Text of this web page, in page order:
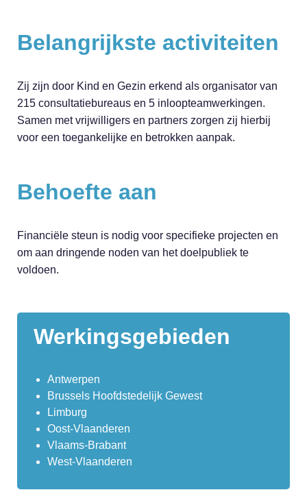
Belangrijkste activiteiten
Zij zijn door Kind en Gezin erkend als organisator van
215 consultatiebureaus en 5 inloopteamwerkingen.
Samen met vrijwilligers en partners zorgen zij hierbij
voor een toegankelijke en betrokken aanpak.
Behoefte aan
Financiële steun is nodig voor specifieke projecten en
om aan dringende noden van het doelpubliek te
voldoen.
Werkingsgebieden
Antwerpen
Brussels Hoofdstedelijk Gewest
Limburg
Oost-Vlaanderen
Vlaams-Brabant
West-Vlaanderen